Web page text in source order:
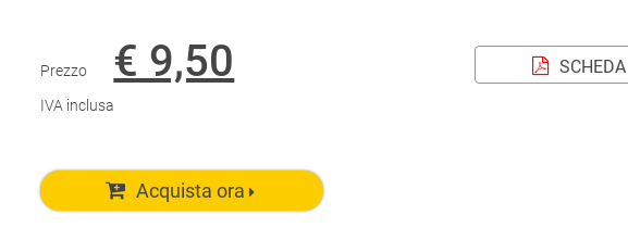
Prezzo € 9,50
IVA inclusa
Acquista ora